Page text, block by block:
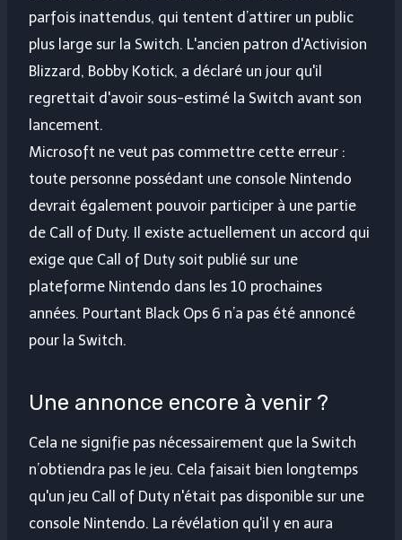
parfois inattendus, qui tentent d’attirer un public
plus large sur la Switch. L'ancien patron d'Activision
Blizzard, Bobby Kotick, a déclaré un jour qu'il
regrettait d'avoir sous-estimé la Switch avant son
lancement.
Microsoft ne veut pas commettre cette erreur :
toute personne possédant une console Nintendo
devrait également pouvoir participer à une partie
de Call of Duty. Il existe actuellement un accord qui
exige que Call of Duty soit publié sur une
plateforme Nintendo dans les 10 prochaines
années. Pourtant Black Ops 6 n’a pas été annoncé
pour la Switch.
Une annonce encore à venir ?
Cela ne signifie pas nécessairement que la Switch
n’obtiendra pas le jeu. Cela faisait bien longtemps
qu'un jeu Call of Duty n'était pas disponible sur une
console Nintendo. La révélation qu'il y en aura